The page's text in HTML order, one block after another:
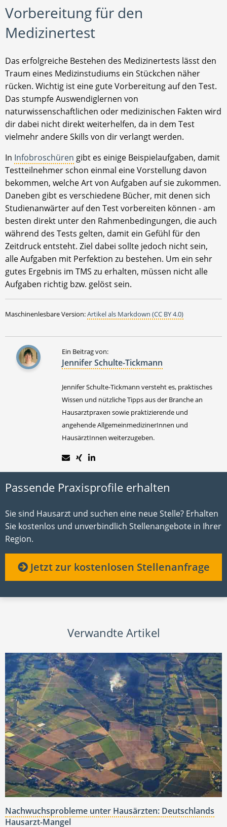
Vorbereitung für den
Medizinertest
Das erfolgreiche Bestehen des Medizinertests lässt den
Traum eines Medizinstudiums ein Stückchen näher
rücken. Wichtig ist eine gute Vorbereitung auf den Test.
Das stumpfe Auswendiglernen von
naturwissenschaftlichen oder medizinischen Fakten wird
dir dabei nicht direkt weiterhelfen, da in dem Test
vielmehr andere Skills von dir verlangt werden.
In Infobroschüren gibt es einige Beispielaufgaben, damit
Testteilnehmer schon einmal eine Vorstellung davon
bekommen, welche Art von Aufgaben auf sie zukommen.
Daneben gibt es verschiedene Bücher, mit denen sich
Studienanwärter auf den Test vorbereiten können - am
besten direkt unter den Rahmenbedingungen, die auch
während des Tests gelten, damit ein Gefühl für den
Zeitdruck entsteht. Ziel dabei sollte jedoch nicht sein,
alle Aufgaben mit Perfektion zu bestehen. Um ein sehr
gutes Ergebnis im TMS zu erhalten, müssen nicht alle
Aufgaben richtig bzw. gelöst sein.
Maschinenlesbare Version:Artikel als Markdown (CC BY 4.0)
Ein Beitrag von:
Jennifer Schulte-Tickmann
Jennifer Schulte-Tickmann versteht es, praktisches
Wissen und nützliche Tipps aus der Branche an
Hausarztpraxen sowie praktizierende und
angehende AllgemeinmedizinerInnen und
HausärztInnen weiterzugeben.
Passende Praxisprofile erhalten
Sie sind Hausarzt und suchen eine neue Stelle? Erhalten
Sie kostenlos und unverbindlich Stellenangebote in Ihrer
Region.
Jetzt zur kostenlosen Stellenanfrage
Verwandte Artikel
Nachwuchsprobleme unter Hausärzten: Deutschlands
Hausarzt-Mangel